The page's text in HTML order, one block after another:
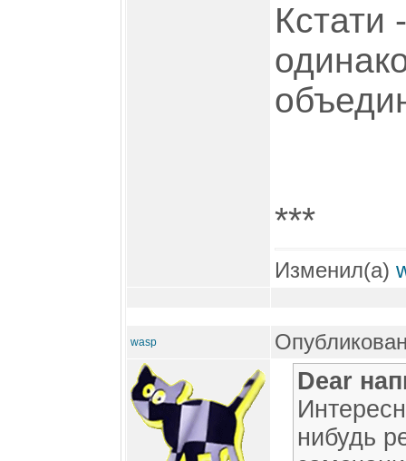
Кстати
***
Изменил(а)
wasp
Dear
нибудь